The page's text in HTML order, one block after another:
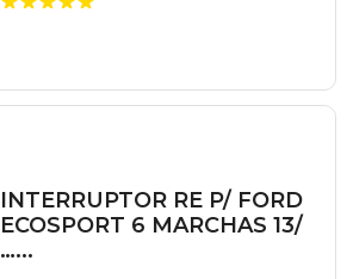
INTERRUPTOR RE P/ FORD
ECOSPORT 6 MARCHAS 13/
…...